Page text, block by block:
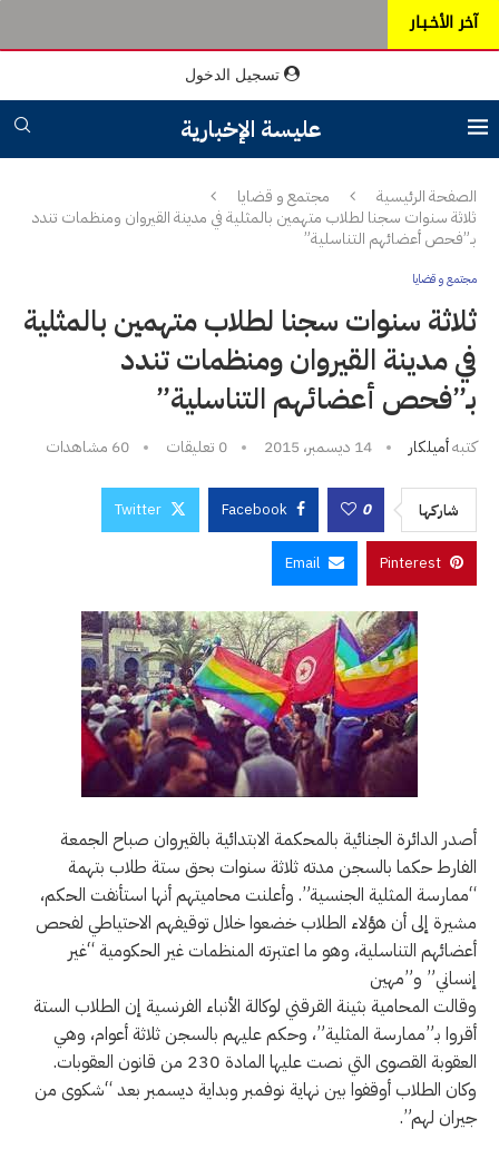
آخر الأخـبـار
تسجيل الدخول
عليسة الإخبارية
الصفحة الرئيسية
مجتمع و قضايا
ثلاثة سنوات سجنا لطلاب متهمين بالمثلية في مدينة القيروان ومنظمات تندد
بـ”فحص أعضائهم التناسلية”
مجتمع و قضايا
ثلاثة سنوات سجنا لطلاب متهمين بالمثلية
في مدينة القيروان ومنظمات تندد
بـ”فحص أعضائهم التناسلية”
كتبهأميلكار 14 ديسمبر، 2015 0 تعليقات 60 مشاهدات
شاركها 0
Facebook
Twitter
Pinterest
Email
أصدر الدائرة الجنائية بالمحكمة الابتدائية بالقيروان صباح الجمعة
الفارط حكما بالسجن مدته ثلاثة سنوات بحق ستة طلاب بتهمة
“ممارسة المثلية الجنسية”. وأعلنت محاميتهم أنها استأنفت الحكم،
مشيرة إلى أن هؤلاء الطلاب خضعوا خلال توقيفهم الاحتياطي لفحص
أعضائهم التناسلية، وهو ما اعتبرته المنظمات غير الحكومية “غير
إنساني” و”مهين
وقالت المحامية بثينة القرقني لوكالة الأنباء الفرنسية إن الطلاب الستة
أقروا بـ”ممارسة المثلية”، وحكم عليهم بالسجن ثلاثة أعوام، وهي
العقوبة القصوى التي نصت عليها المادة 230 من قانون العقوبات.
وكان الطلاب أوقفوا بين نهاية نوفمبر وبداية ديسمبر بعد “شكوى من
جيران لهم”.